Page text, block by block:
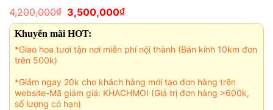
4,200,000₫ Giá
gốc
là:
4,200,000₫.
3,500,000₫Giá
hiện
3,500,000₫.
Khuyến mãi HOT:
*Giao hoa tươi tận nơi miễn phí nội thành (Bán kính 10km đơn
trên 500k)
*Giảm ngay 20k cho khách hàng mới tạo đơn hàng trên
website-Mã giảm giá: KHACHMOI (Giá trị đơn hàng >600k,
số lượng có hạn)